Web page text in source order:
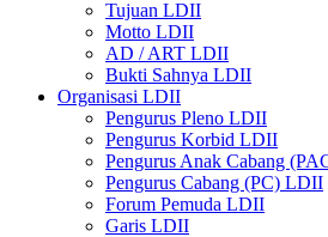
Tujuan LDII
Motto LDII
AD / ART LDII
Bukti Sahnya LDII
Organisasi LDII
Pengurus Pleno LDII
Pengurus Korbid LDII
Pengurus Anak Cabang
Pengurus Cabang (PC) LDII
Forum Pemuda LDII
Garis LDII